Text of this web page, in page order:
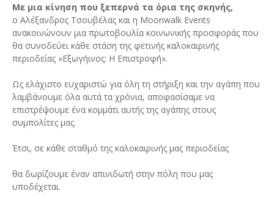
Με μια κίνηση που ξεπερνά τα όρια της σκηνής,
ο Αλέξανδρος Τσουβέλας και η Moonwalk Events
ανακοινώνουν μια πρωτοβουλία κοινωνικής προσφοράς που
θα συνοδεύει κάθε στάση της φετινής καλοκαιρινής
περιοδείας «Εξωγήινος: Η Επιστροφή».
Ως ελάχιστο ευχαριστώ για όλη τη στήριξη και την αγάπη που
λαμβάνουμε όλα αυτά τα χρόνια, αποφασίσαμε να
επιστρέψουμε ένα κομμάτι αυτής της αγάπης στους
συμπολίτες μας.
Έτσι, σε κάθε σταθμό της καλοκαιρινής μας περιοδείας
θα δωρίζουμε έναν απινιδωτή στην πόλη που μας
υποδέχεται.